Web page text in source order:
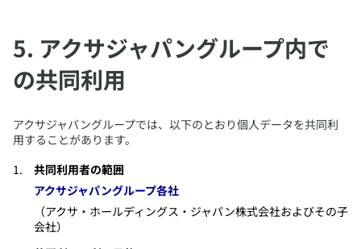
​5. アクサジャパングループ内で
の共同利用
​アクサジャパングループでは、以下のとおり個人データを共同利
用することがあります。
共同利用者の範囲
アクサジャパングループ各社
（アクサ・ホールディングス・ジャパン株式会社およびその子
会社）